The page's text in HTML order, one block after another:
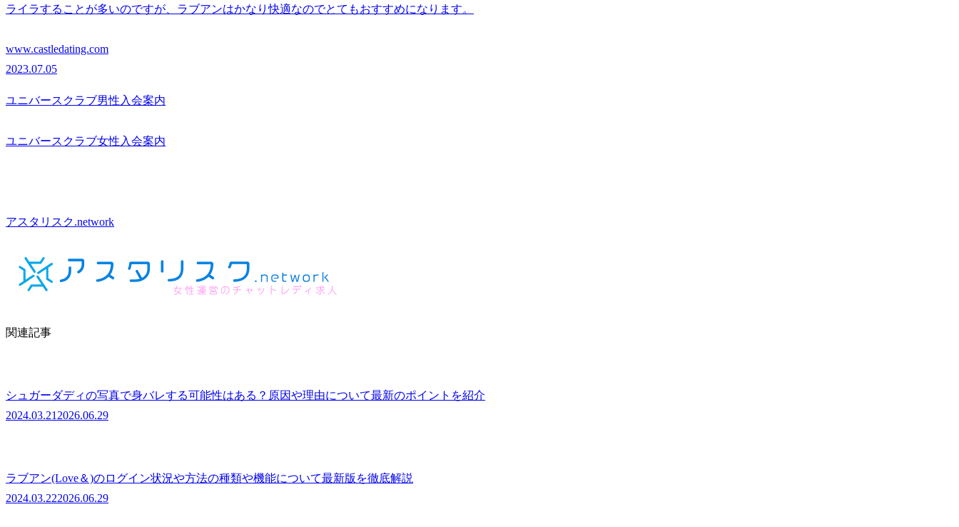
ライラすることが多いのですが、ラブアンはかなり快適なのでとてもおすすめになります。
www.castledating.com
2023.07.05
ユニバースクラブ男性入会案内
ユニバースクラブ女性入会案内
アスタリスク.network
関連記事
シュガーダディの写真で身バレする可能性はある？原因や理由について最新のポイントを紹介
2024.03.21 2026.06.29
ラブアン(Love＆)のログイン状況や方法の種類や機能について最新版を徹底解説
2024.03.222026.06.29